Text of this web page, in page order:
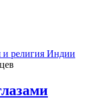
религия Индии